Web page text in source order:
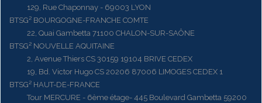
129, Rue Chaponnay - 69003 LYON
BTSG² BOURGOGNE-FRANCHE COMTE
22, Quai Gambetta 71100 CHALON-SUR-SAÔNE
BTSG² NOUVELLE AQUITAINE
2, Avenue Thiers CS 30159 19104 BRIVE CEDEX
19, Bd. Victor Hugo CS 20206 87006 LIMOGES CEDEX 1
BTSG² HAUT-DE-FRANCE
Tour MERCURE - 6ème étage- 445 Boulevard Gambetta 59200